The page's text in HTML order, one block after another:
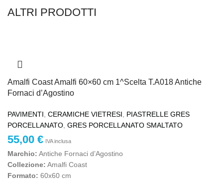
ALTRI PRODOTTI
Amalfi Coast Amalfi 60×60 cm 1^Scelta T.A018 Antiche
Fornaci d’Agostino
PAVIMENTI CERAMICHE VIETRESI
PIASTRELLE GRES
PORCELLANATO GRES PORCELLANATO SMALTATO
55,00 € IVA inclusa
Marchio: Antiche Fornaci d’Agostino
Collezione: Amalfi Coast
Formato: 60x60 cm